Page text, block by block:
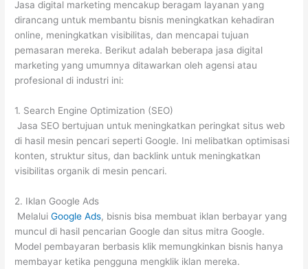
Jasa digital marketing mencakup beragam layanan yang
dirancang untuk membantu bisnis meningkatkan kehadiran
online, meningkatkan visibilitas, dan mencapai tujuan
pemasaran mereka. Berikut adalah beberapa jasa digital
marketing yang umumnya ditawarkan oleh agensi atau
profesional di industri ini:
1. Search Engine Optimization (SEO)
Jasa SEO bertujuan untuk meningkatkan peringkat situs web
di hasil mesin pencari seperti Google. Ini melibatkan optimisasi
konten, struktur situs, dan backlink untuk meningkatkan
visibilitas organik di mesin pencari.
2. Iklan Google Ads
MelaluiGoogle Ads, bisnis bisa membuat iklan berbayar yang
muncul di hasil pencarian Google dan situs mitra Google.
Model pembayaran berbasis klik memungkinkan bisnis hanya
membayar ketika pengguna mengklik iklan mereka.